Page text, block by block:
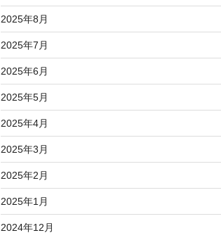
2025年8月
2025年7月
2025年6月
2025年5月
2025年4月
2025年3月
2025年2月
2025年1月
2024年12月